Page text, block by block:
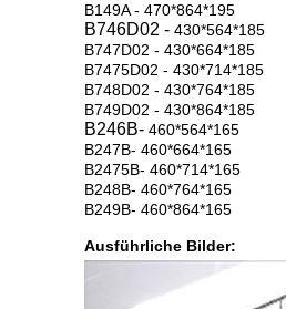
B149A - 470*864*195
B746D02 - 430*564*185
B747D02 - 430*664*185
B7475D02 - 430*714*185
B748D02 - 430*764*185
B749D02 - 430*864*185
B246B- 460*564*165
B247B- 460*664*165
B2475B- 460*714*165
B248B- 460*764*165
B249B- 460*864*165
Ausführliche Bilder: